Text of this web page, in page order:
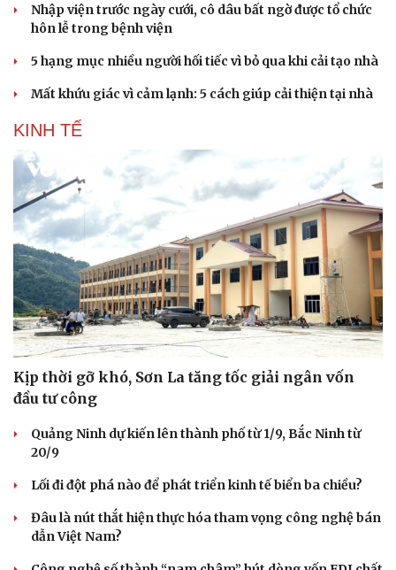
Sức khỏe
Dinh dưỡng - món ngon
Nhà đẹp
Nhập viện trước ngày cưới, cô dâu bất ngờ được tổ chức
hôn lễ trong bệnh viện
5 hạng mục nhiều người hối tiếc vì bỏ qua khi cải tạo nhà
Mất khứu giác vì cảm lạnh: 5 cách giúp cải thiện tại nhà
KINH TẾ
Kịp thời gỡ khó, Sơn La tăng tốc giải ngân vốn
đầu tư công
Quảng Ninh dự kiến lên thành phố từ 1/9, Bắc Ninh từ
20/9
Lối đi đột phá nào để phát triển kinh tế biển ba chiều?
Đâu là nút thắt hiện thực hóa tham vọng công nghệ bán
dẫn Việt Nam?